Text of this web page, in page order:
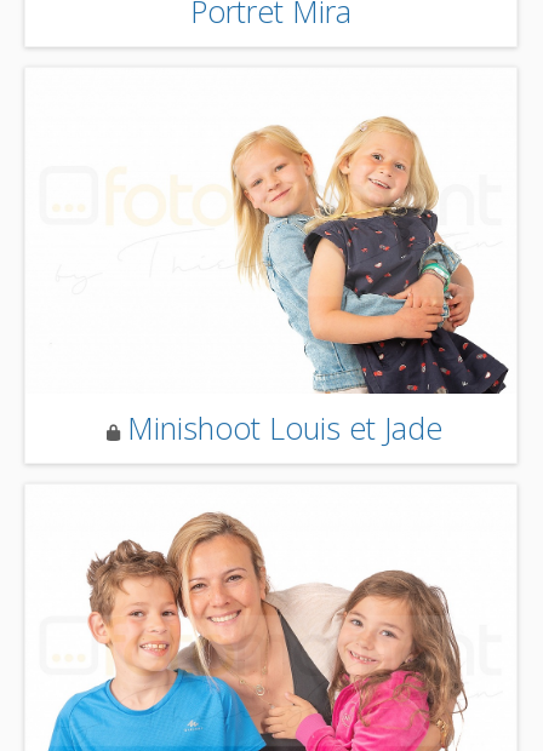
Portret Mira
Minishoot Louis et Jade